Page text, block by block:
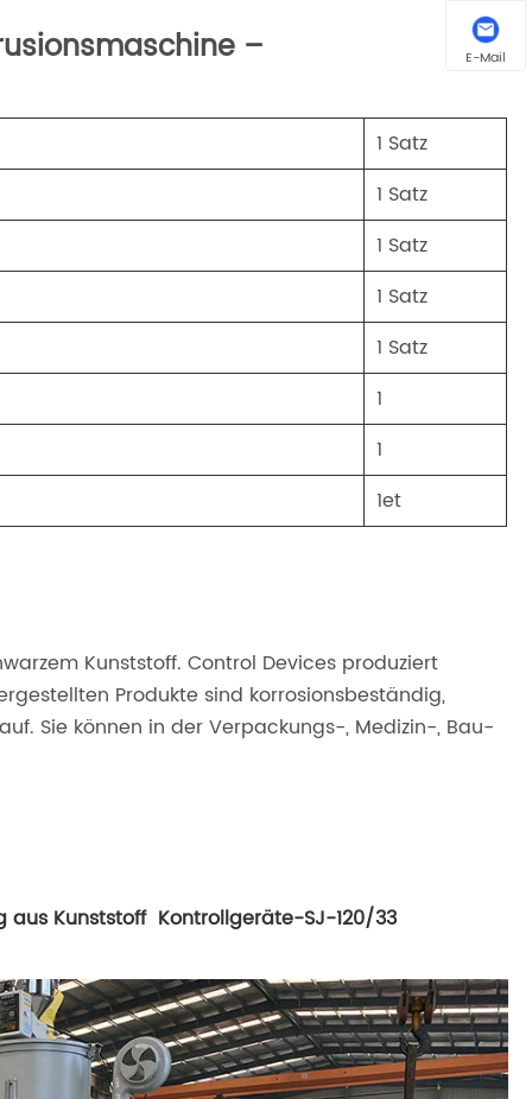
–
1 Satz
1 Satz
1 Satz
1 Satz
1 Satz
1
1
1et
Kunststoff. Control Devices produziert
Produkte sind korrosionsbeständig,
Sie können in der Verpackungs-, Medizin-, Bau-
aus Kunststoff Kontrollgeräte-SJ-120/33
E-Mail